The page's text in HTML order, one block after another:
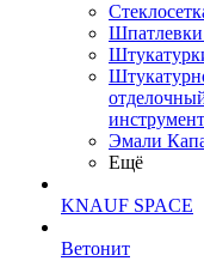
Эмали
Ещё
KNAUF SPACE
Ветонит